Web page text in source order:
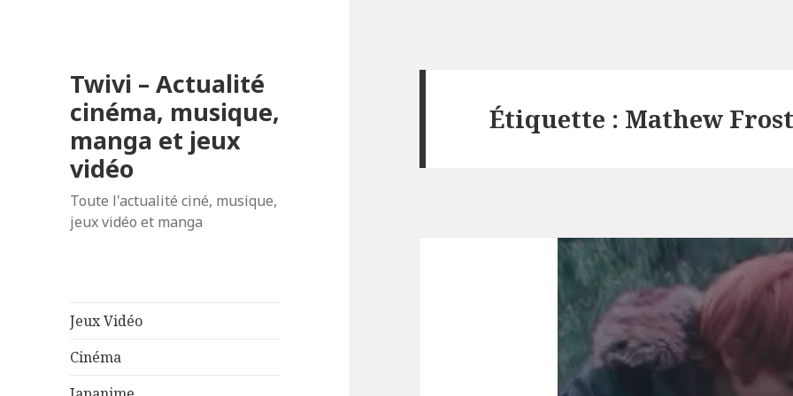
Twivi – Actualité
cinéma, musique,
manga et jeux
vidéo
Toute l'actualité ciné, musique,
jeux vidéo et manga
Jeux Vidéo
Cinéma
Étiquette : Mathew